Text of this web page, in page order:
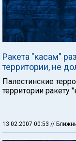
Ракета "касам"
территории, не
Палестинские
территории ракету
13.02.2007 00:53 //